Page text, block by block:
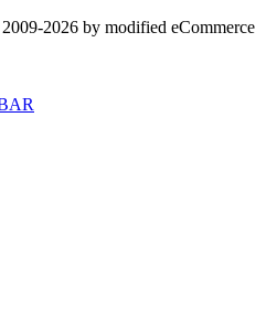
2026 by modified eCommerce